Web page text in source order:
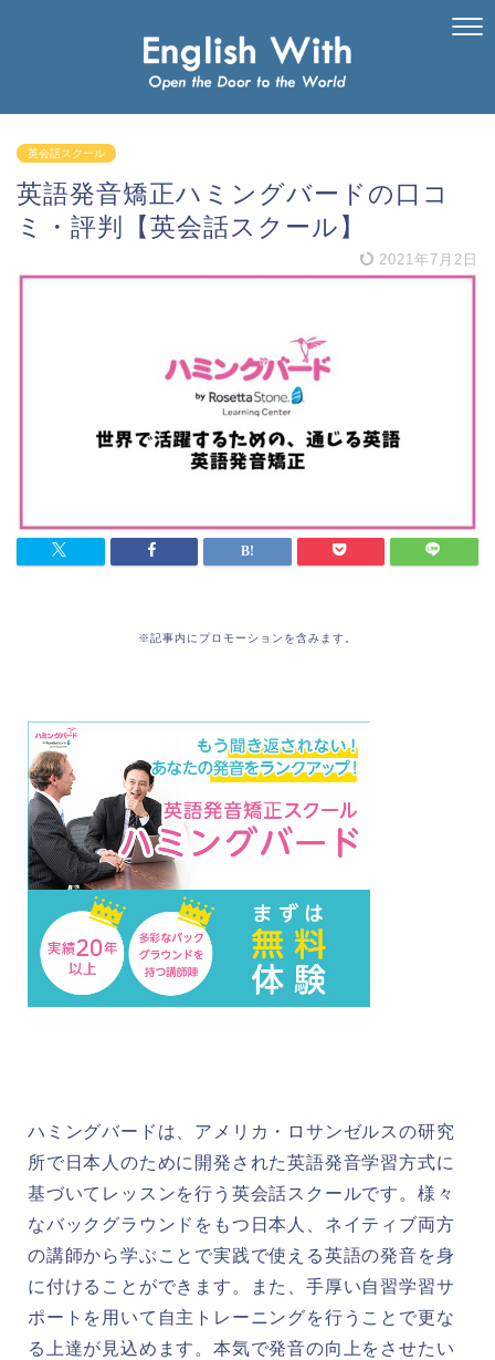
英会話スクール
英語発音矯正ハミングバードの口コ
ミ・評判【英会話スクール】
2021年7月2日
※記事内にプロモーションを含みます。
ハミングバードは、アメリカ・ロサンゼルスの研究
所で日本人のために開発された英語発音学習方式に
基づいてレッスンを行う英会話スクールです。様々
なバックグラウンドをもつ日本人、ネイティブ両方
の講師から学ぶことで実践で使える英語の発音を身
に付けることができます。また、手厚い自習学習サ
ポートを用いて自主トレーニングを行うことで更な
る上達が見込めます。本気で発音の向上をさせたい